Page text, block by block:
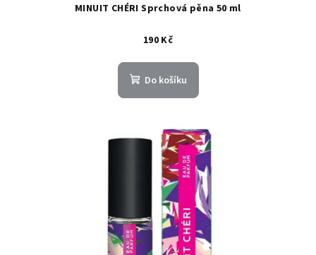
MINUIT CHÉRI Sprchová pěna 50 ml
190 Kč
Do košíku